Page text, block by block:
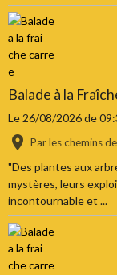
Balade à la
Le 26/08/2026de
Par les chemins
"Des plantes aux
mystères, leurs
incontournable et ...